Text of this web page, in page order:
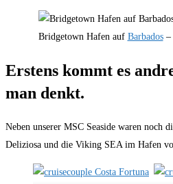
Bridgetown Hafen auf Barbados–
Erstens kommt es
man denkt.
Neben unserer MSC Seaside waren noch
Deliziosa und die Viking SEA im Hafen